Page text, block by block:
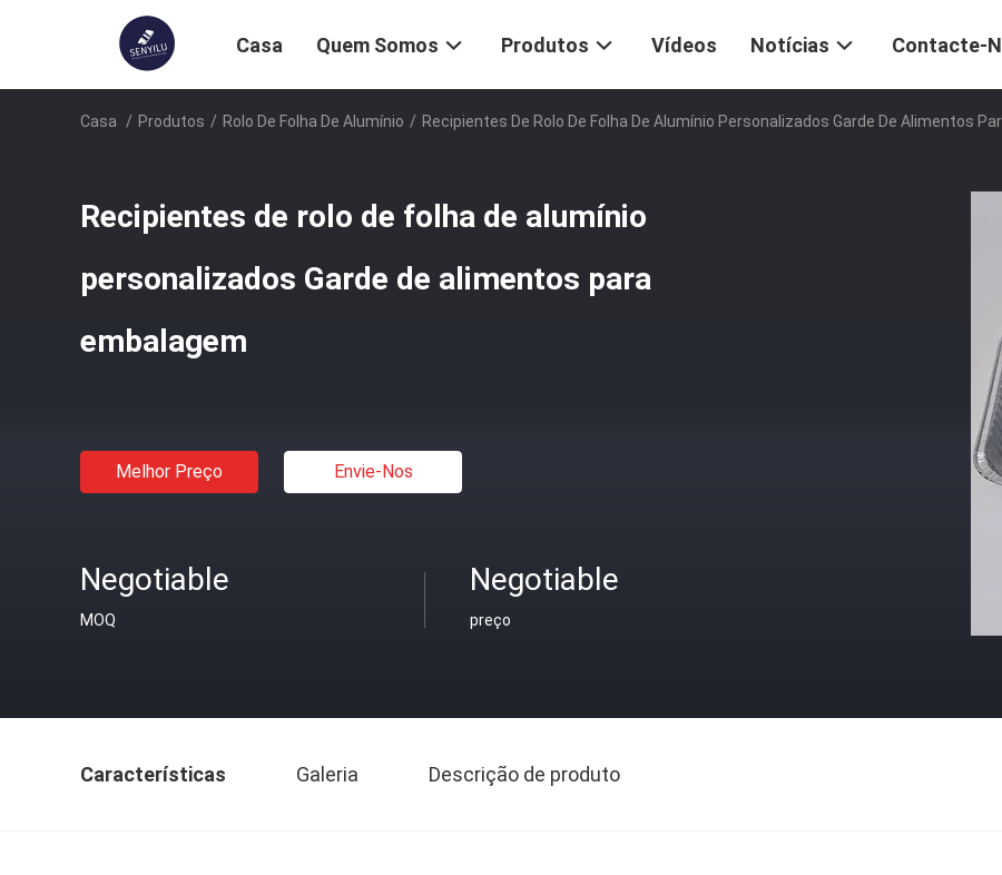
Casa Quem Somos Produtos Vídeos Notícias Contacte-
Casa / Produtos / Rolo De Folha De Alumínio / Recipientes De Rolo De Folha De Alumínio Personalizados Garde De Alimentos
Recipientes de rolo de folha de alumínio
personalizados Garde de alimentos para
embalagem
Melhor Preço Envie-Nos
Negotiable
MOQ
Negotiable
preço
Características Galeria Descrição de produto